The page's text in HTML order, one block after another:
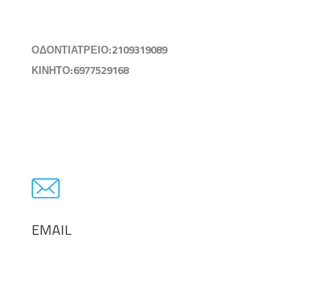
ΟΔΟΝΤΙΑΤΡΕΙΟ:2109319089
ΚΙΝΗΤΟ:6977529168
EMAIL